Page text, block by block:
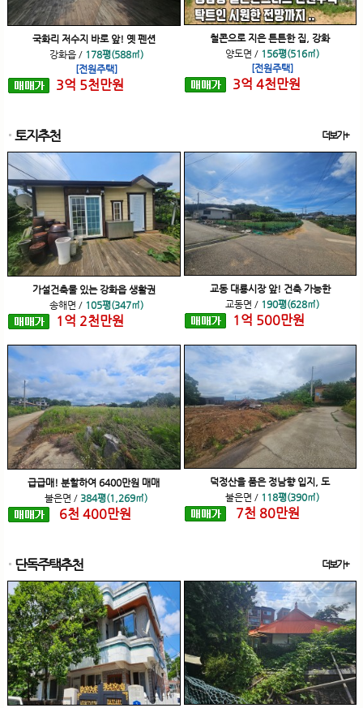
국화리 저수지 바로 앞! 옛 펜션
강화읍/ 178평(588㎡)
[전원주택]
3억 5천만원
철콘으로 지은 튼튼한 집, 강화
양도면 / 156평(516㎡)
[전원주택]
3억 4천만원
토지추천 더보기+
가설건축물 있는 강화읍 생활권
송해면 / 105평(347㎡)
1 억 2천만원
교동 대룡시장 앞! 건축 가능한
교동면 / 190평(628㎡)
1 억 500만원
급급매! 분할하여 6400만원 매매
불은면 / 384평(1,269㎡)
6천 400만원
덕정산을 품은 정남향 입지, 도
불은면 / 118평(390㎡)
7천 80만원
단독주택추천 더보기+